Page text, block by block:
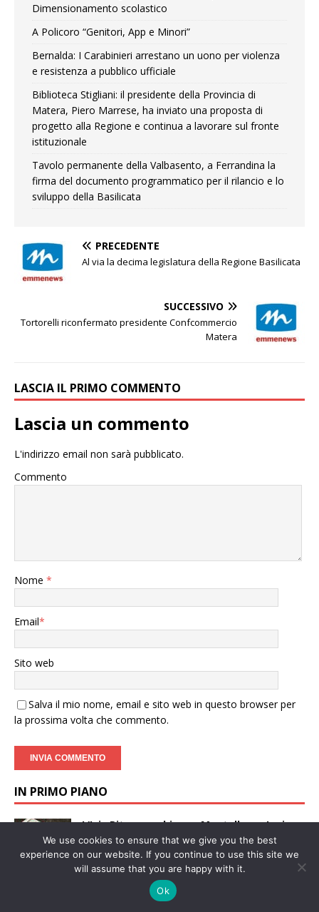
Dimensionamento scolastico
A Policoro “Genitori, App e Minori”
Bernalda: I Carabinieri arrestano un uono per violenza
e resistenza a pubblico ufficiale
Biblioteca Stigliani: il presidente della Provincia di
Matera, Piero Marrese, ha inviato una proposta di
progetto alla Regione e continua a lavorare sul fronte
istituzionale
Tavolo permanente della Valbasento, a Ferrandina la
firma del documento programmatico per il rilancio e lo
sviluppo della Basilicata
PRECEDENTE
Al via la decima legislatura della Regione Basilicata
SUCCESSIVO
Tortorelli riconfermato presidente Confcommercio
Matera
LASCIA IL PRIMO COMMENTO
Lascia un commento
L'indirizzo email non sarà pubblicato.
Commento
Nome *
Email*
Sito web
Salva il mio nome, email e sito web in questo browser per
la prossima volta che commento.
IN PRIMO PIANO
L’Isis Pitagora chiama, Montalbano Jonico
risponde. Flash-Mob in difesa della scuola
smembrata
20 Febbraio 2024
We use cookies to ensure that we give you the best
experience on our website. If you continue to use this site we
will assume that you are happy with it.
Ok